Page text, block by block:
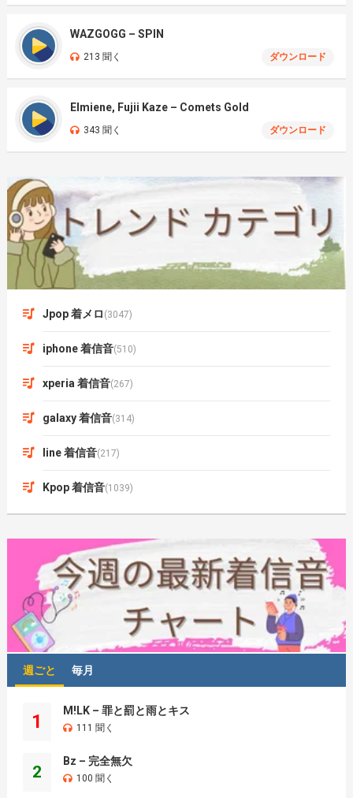
WAZGOGG – SPIN
213 聞く ダウンロード
Elmiene, Fujii Kaze – Comets Gold
343 聞く ダウンロード
Jpop 着メロ (3047)
iphone 着信音(510)
xperia 着信音(267)
galaxy 着信音(314)
line 着信音(217)
Kpop 着信音(1039)
週ごと 毎月
1
M!LK – 罪と罰と雨とキス
111 聞く
2
Bz – 完全無欠
100 聞く